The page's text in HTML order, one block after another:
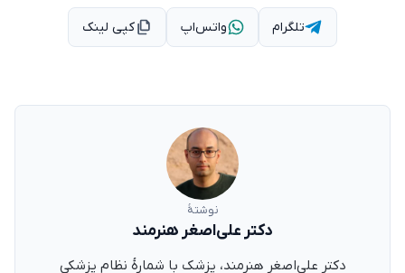
تلگرام واتس‌اپ کپی لینک
نوشتهٔ
دکتر علی‌اصغر هنرمند
دکتر علی‌اصغر هنرمند، پزشک با شمارهٔ نظام پزشکی